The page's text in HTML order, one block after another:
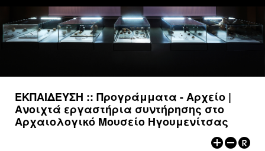
Αρχική σελίδα
Επικοινωνία
Νέα
Ελληνικά|
ΤΟ ΜΟΥΣΕΙΟ
ΕΚΘΕΣΕΙΣ
ΕΚΔΟΣΕΙΣ
ΕΚΠΑΙΔΕΥΣΗ :: Προγράμματα - Αρχείο |
Ανοιχτά εργαστήρια συντήρησης στο
Αρχαιολογικό Μουσείο Ηγουμενίτσας